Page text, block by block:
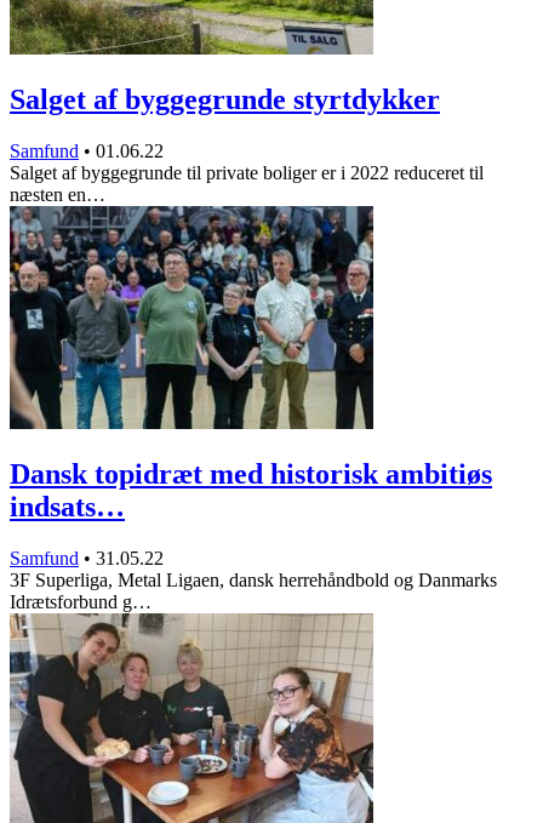
Salget af byggegrunde styrtdykker
Samfund • 01.06.22
Salget af byggegrunde til private boliger er i 2022 reduceret til
næsten en…
Dansk topidræt med historisk ambitiøs
indsats…
Samfund • 31.05.22
3F Superliga, Metal Ligaen, dansk herrehåndbold og Danmarks
Idrætsforbund g…